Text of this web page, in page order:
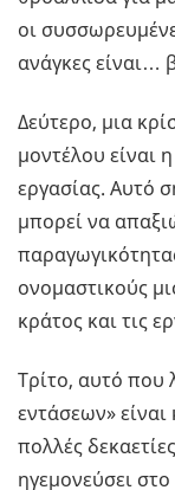
οι
ανάγκες είναι…
Δεύτερο, μια
μοντέλου είναι
εργασίας. Αυτό
μπορεί να
ονομαστικούς
κράτος και τις
Τρίτο, αυτό που
εντάσεων»
πολλές
ηγεμονεύσει